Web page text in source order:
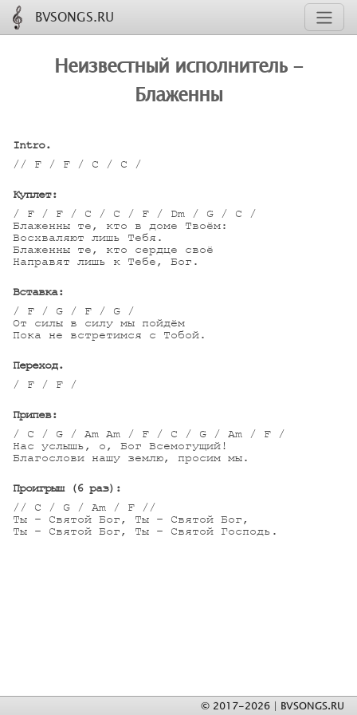
BVSONGS.RU
Неизвестный исполнитель -
Блаженны
Intro.
// F / F / C / C /
Куплет:
/ F / F / C / C / F / Dm / G / C /
Блаженны те, кто в доме Твоём:
Восхваляют лишь Тебя.
Блаженны те, кто сердце своё
Направят лишь к Тебе, Бог.
Вставка:
/ F / G / F / G /
От силы в силу мы пойдём
Пока не встретимся с Тобой.
Переход.
/ F / F /
Припев:
/ C / G / Am Am / F / C / G / Am / F /
Нас услышь, о, Бог Всемогущий!
Благослови нашу землю, просим мы.
Проигрыш (6 раз):
// C / G / Am / F //
Ты – Святой Бог, Ты – Святой Бог,
Ты – Святой Бог, Ты – Святой Господь.
© 2017-2026 | BVSONGS.RU